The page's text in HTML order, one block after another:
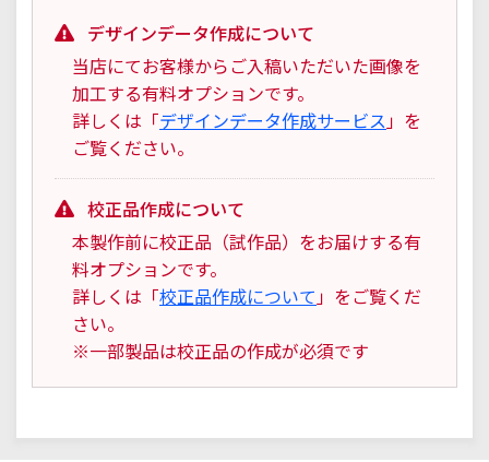
デザインデータ作成について
当店にてお客様からご入稿いただいた画像を
加工する有料オプションです。
詳しくは「デザインデータ作成サービス 」を
ご覧ください。
校正品作成について
本製作前に校正品（試作品）をお届けする有
料オプションです。
詳しくは「校正品作成について 」をご覧くだ
さい。
※一部製品は校正品の作成が必須です